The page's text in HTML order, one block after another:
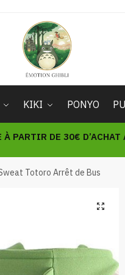
KIKI PONYO
PARTIR DE 30€
Totoro Arrêt de Bus
🔍